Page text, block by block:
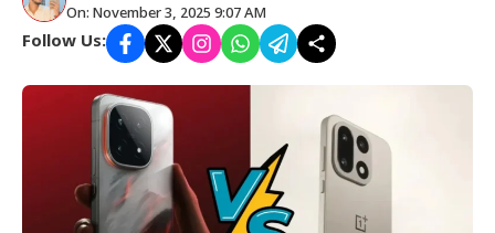
On: November 3, 2025 9:07 AM
Follow Us: